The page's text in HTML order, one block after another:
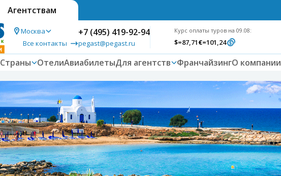
Агентствам
Москва
Все контакты
+7 (495) 419-92-94
pegast@pegast.ru
Курс оплаты туров на 09.08:
$=87,71€=101,24
Страны ОтелиАвиабилетыДля агентств ФранчайзингО компании